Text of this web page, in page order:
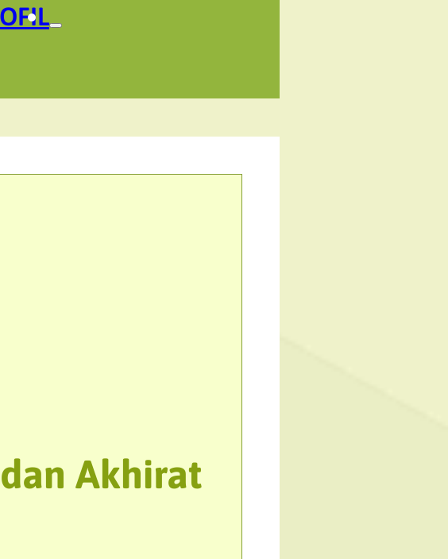
Akhirat​